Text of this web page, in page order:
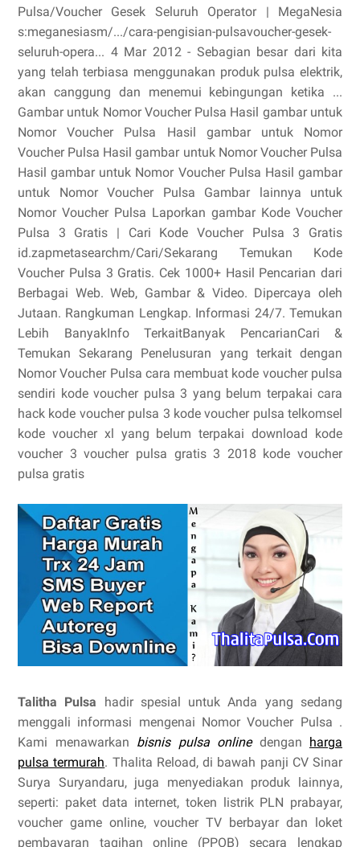
Pulsa/Voucher Gesek Seluruh Operator | MegaNesia
s:meganesiasm/.../cara-pengisian-pulsavoucher-gesek-
seluruh-opera... 4 Mar 2012 - Sebagian besar dari kita
yang telah terbiasa menggunakan produk pulsa elektrik,
akan canggung dan menemui kebingungan ketika ...
Gambar untuk Nomor Voucher Pulsa Hasil gambar untuk
Nomor Voucher Pulsa Hasil gambar untuk Nomor
Voucher Pulsa Hasil gambar untuk Nomor Voucher Pulsa
Hasil gambar untuk Nomor Voucher Pulsa Hasil gambar
untuk Nomor Voucher Pulsa Gambar lainnya untuk
Nomor Voucher Pulsa Laporkan gambar Kode Voucher
Pulsa 3 Gratis | Cari Kode Voucher Pulsa 3 Gratis‎
id.zapmetasearchm/Cari/Sekarang‎ Temukan Kode
Voucher Pulsa 3 Gratis. Cek 1000+ Hasil Pencarian dari
Berbagai Web. Web, Gambar & Video. Dipercaya oleh
Jutaan. Rangkuman Lengkap. Informasi 24/7. Temukan
Lebih BanyakInfo TerkaitBanyak PencarianCari &
Temukan Sekarang Penelusuran yang terkait dengan
Nomor Voucher Pulsa cara membuat kode voucher pulsa
sendiri kode voucher pulsa 3 yang belum terpakai cara
hack kode voucher pulsa 3 kode voucher pulsa telkomsel
kode voucher xl yang belum terpakai download kode
voucher 3 voucher pulsa gratis 3 2018 kode voucher
pulsa gratis
Talitha Pulsa hadir spesial untuk Anda yang sedang
menggali informasi mengenai Nomor Voucher Pulsa .
Kami menawarkan bisnis pulsa onlinedengan harga
pulsa termurah. Thalita Reload, di bawah panji CV Sinar
Surya Suryandaru, juga menyediakan produk lainnya,
seperti: paket data internet, token listrik PLN prabayar,
voucher game online, voucher TV berbayar dan loket
pembayaran tagihan online (PPOB) secara lengkap